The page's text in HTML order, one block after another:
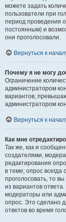
можете задать
пользователи при
период проведения
постоянным) и
они проголосовали.
Вернуться к
Почему я не могу
Ограничение
администратором
вариантов,
администратором
Вернуться к
Как мне
Так же, как и
создателями,
редактирования
в теме; опрос всегда
проголосовать, то
из вариантов
модераторы или
опрос. Это сделано
ответов во время